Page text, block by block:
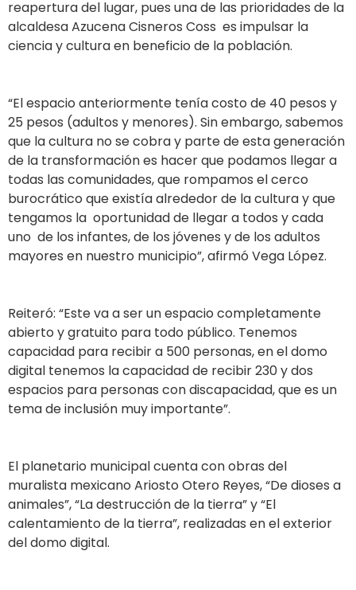
reapertura del lugar, pues una de las prioridades de la
alcaldesa Azucena Cisneros Coss es impulsar la
ciencia y cultura en beneficio de la población.
“El espacio anteriormente tenía costo de 40 pesos y
25 pesos (adultos y menores). Sin embargo, sabemos
que la cultura no se cobra y parte de esta generación
de la transformación es hacer que podamos llegar a
todas las comunidades, que rompamos el cerco
burocrático que existía alrededor de la cultura y que
tengamos la oportunidad de llegar a todos y cada
uno de los infantes, de los jóvenes y de los adultos
mayores en nuestro municipio”, afirmó Vega López.
Reiteró: “Este va a ser un espacio completamente
abierto y gratuito para todo público. Tenemos
capacidad para recibir a 500 personas, en el domo
digital tenemos la capacidad de recibir 230 y dos
espacios para personas con discapacidad, que es un
tema de inclusión muy importante”.
El planetario municipal cuenta con obras del
muralista mexicano Ariosto Otero Reyes, “De dioses a
animales”, “La destrucción de la tierra” y “El
calentamiento de la tierra”, realizadas en el exterior
del domo digital.